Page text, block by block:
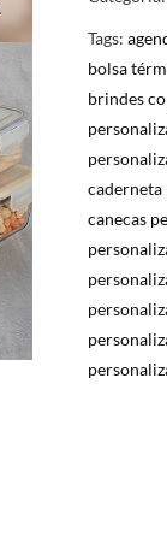
Tags:
bolsa
brindes
caderneta
canecas